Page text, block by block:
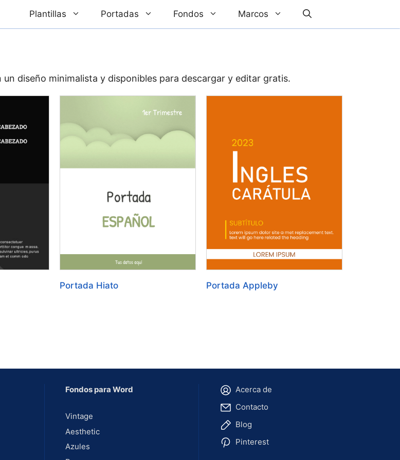
Plantillas Portadas Fondos Marcos
un diseño minimalista y disponibles para descargar y editar gratis.
Portada Hiato Portada Appleby
Fondos para Word
Vintage
Aesthetic
Azules
Acerca de
Contacto
Blog
Pinterest